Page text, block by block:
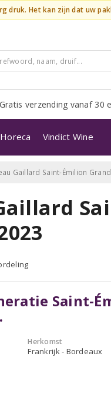
druk. Het kan zijn dat uw
Gratis verzending vanaf 30
Horeca Vindict Wine
Gaillard Saint-Émilion
Saint-
Herkomst
Frankrijk - Bordeaux